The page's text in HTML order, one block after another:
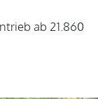
ab 21.860